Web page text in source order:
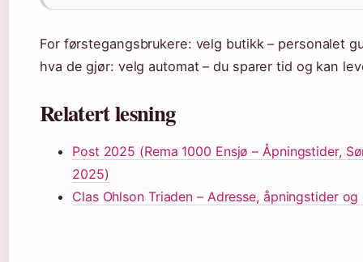
For førstegangsbrukere: velg butikk – personalet
hva de gjør: velg automat – du sparer tid og kan
Relatert lesning
Post 2025 (Rema 1000 Ensjø – Åpningstider,
2025)
Clas Ohlson Triaden – Adresse, åpningstider